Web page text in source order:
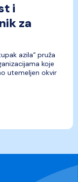
i
za
azila“ pruža
koje
utemeljen okvir